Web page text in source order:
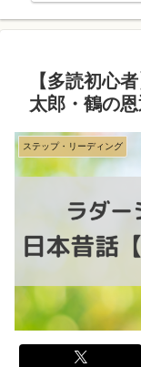
【多読初心
太郎・鶴の
ステップ・リーディング